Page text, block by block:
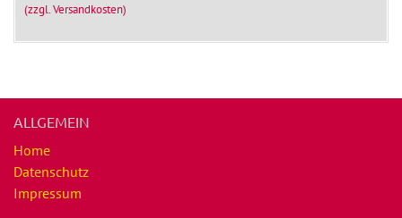
(zzgl. Versandkosten)
ALLGEMEIN
Home
Datenschutz
Impressum